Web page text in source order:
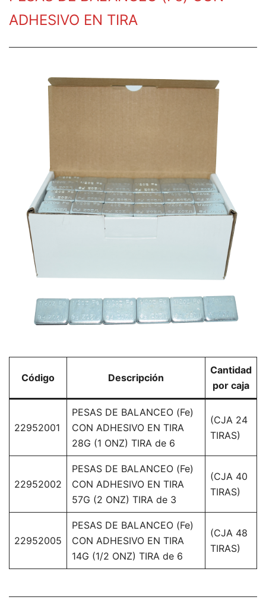
ADHESIVO EN TIRA
Código Descripción
Cantidad
por caja
22952001
PESAS DE BALANCEO (Fe)
CON ADHESIVO EN TIRA
28G (1 ONZ) TIRA de 6
(CJA 24
TIRAS)
22952002
PESAS DE BALANCEO (Fe)
CON ADHESIVO EN TIRA
57G (2 ONZ) TIRA de 3
(CJA 40
TIRAS)
22952005
PESAS DE BALANCEO (Fe)
CON ADHESIVO EN TIRA
14G (1/2 ONZ) TIRA de 6
(CJA 48
TIRAS)